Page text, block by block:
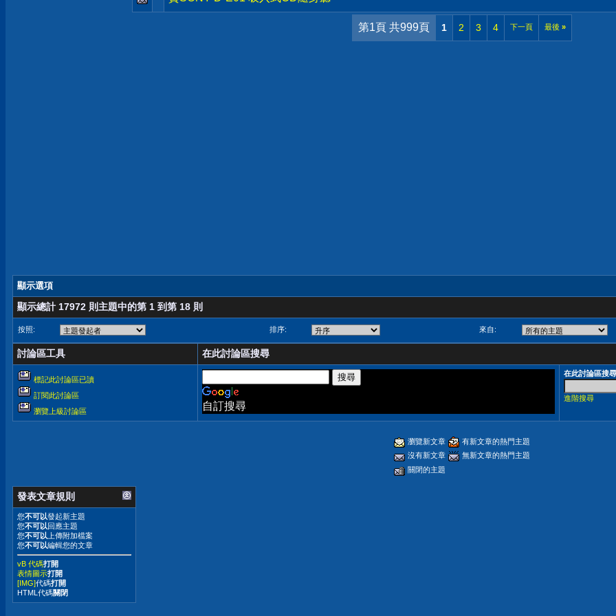
第1頁 共999頁 1 2 3 4 下一頁 最後 »
顯示選項
顯示總計 17972 則主題中的第 1 到第 18 則
按照: 排序: 來自:
討論區工具 在此討論區搜尋
標記此討論區已讀
訂閱此討論區
瀏覽上級討論區
自訂搜尋
在此討論區搜尋
進階搜尋
瀏覽新文章
有新文章的熱門主題
沒有新文章
無新文章的熱門主題
關閉的主題
發表文章規則
您不可以發起新主題
您不可以回應主題
您不可以 上傳附加檔案
您不可以編輯您的文章
vB 代碼打開
表情圖示打開
[IMG]代碼打開
HTML代碼關閉